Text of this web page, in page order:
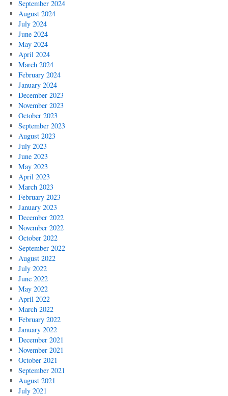
September 2024
August 2024
July 2024
June 2024
May 2024
April 2024
March 2024
February 2024
January 2024
December 2023
November 2023
October 2023
September 2023
August 2023
July 2023
June 2023
May 2023
April 2023
March 2023
February 2023
January 2023
December 2022
November 2022
October 2022
September 2022
August 2022
July 2022
June 2022
May 2022
April 2022
March 2022
February 2022
January 2022
December 2021
November 2021
October 2021
September 2021
August 2021
July 2021